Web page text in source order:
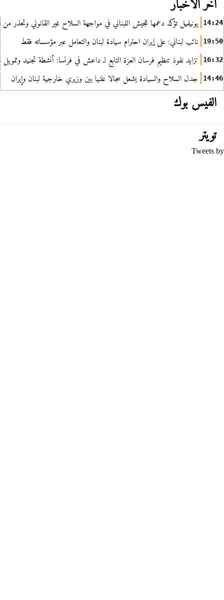
آخر الأخبار
14:24 يونيفيل تؤكد دعمها للجيش اللبناني في مواجهة السلاح غير القانوني وتحذر من
19:50 نائب لبناني: على إيران احترام سيادة لبنان والتعامل عبر مؤسساته فقط
16:32 تزايد نفوذ تنظيم فرسان العزة التابع لـ داعش في فرنسا: أنشطة تجنيد
14:46 جدل السلاح والسيادة يشعل سجالا علنيا بين وزيري خارجية لبنان وإيران
الفيس بوك
تويتر
Tweets by